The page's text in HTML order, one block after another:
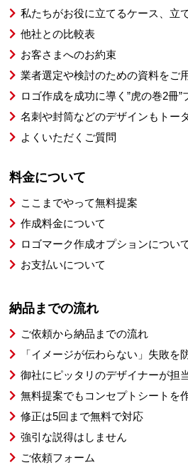
私たちがお役に立てるケース、立
他社との比較表
お客さまへのお約束
業者選定や検討のための資料をご
ロゴ作成を成功に導く”虎の巻2冊”
名刺や封筒などのデザインもトー
よくいただくご質問
料金について
ここまでやって無料提案
作成料金について
ロゴマーク作成オプションについ
お支払いについて
納品までの流れ
ご依頼から納品までの流れ
「イメージが伝わらない」失敗を
御社にピッタリのデザイナーが担
無料提案でもコンセプトシートを
修正は5回まで無料で対応
強引な説得はしません
ご依頼フォーム